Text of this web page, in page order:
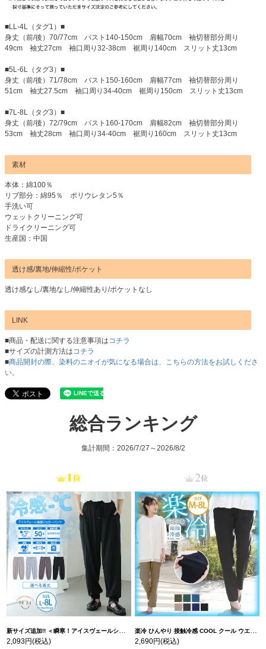
■LL-4L（タグ1）■
身丈（前/後）70/77cm バスト140-150cm 肩幅70cm 袖切替部分周り
49cm 袖丈27cm 袖口周り32-38cm 裾周り140cm スリット丈13cm
■5L-6L（タグ3）■
身丈（前/後）71/78cm バスト150-160cm 肩幅77cm 袖切替部分周り
51cm 袖丈27.5cm 袖口周り34-40cm 裾周り150cm スリット丈13cm
■7L-8L（タグ3）■
身丈（前/後）72/79cm バスト160-170cm 肩幅82cm 袖切替部分周り
53cm 袖丈28cm 袖口周り34-40cm 裾周り160cm スリット丈13cm
素材
本体：綿100％
リブ部分：綿95％ ポリウレタン5％
手洗い可
ウェットクリーニング可
ドライクリーニング可
生産国：中国
透け感/裏地/伸縮性/ポケット
透け感なし/裏地なし/伸縮性あり/ポケットなし
LINK
■商品・配送に関する注意事項は コチラ
■サイズの計測方法は コチラ
■商品開封の際、染料のニオイが気になる場合は、こちらの方法をお試しくださ
い。
総合ランキング
集計期間：2026/7/27～2026/8/2
新サイズ追加!! ＜瞬寒！アイスヴェールシリーズ＞ 美脚 ジョガーパンツ 【ウェストゴム】 【ストレッチ】 | 大きいサイズの通販ならハッピーマリリン
2,093円(税込)
楽冷 ひんやり 接触冷感 COOL クール ウエストゴム 楽ちん ストレッチ 美脚 レギパン 【ストレッチ】 | 大きいサイズの通販ならハッピーマリリン
2,690円(税込)